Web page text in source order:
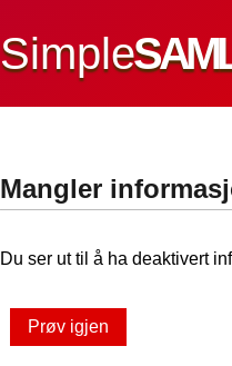
Simple
Mangler
Du ser ut til å ha deaktivert
Prøv igjen